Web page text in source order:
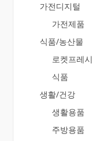
가전디지털
가전제품
식품/농산물
로켓프레시
식품
생활/건강
생활용품
주방용품